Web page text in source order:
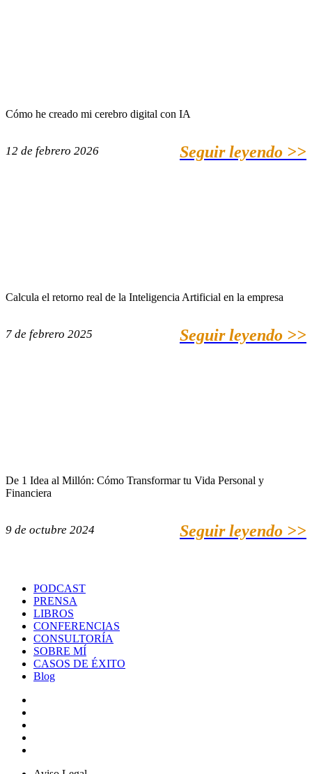
Cómo he creado mi cerebro digital con IA
12 de febrero 2026 Seguir leyendo >>
Calcula el retorno real de la Inteligencia Artificial en la empresa
7 de febrero 2025 Seguir leyendo >>
De 1 Idea al Millón: Cómo Transformar tu Vida Personal y
Financiera
9 de octubre 2024 Seguir leyendo >>
PODCAST
PRENSA
LIBROS
CONFERENCIAS
CONSULTORÍA
SOBRE MÍ
CASOS DE ÉXITO
Blog